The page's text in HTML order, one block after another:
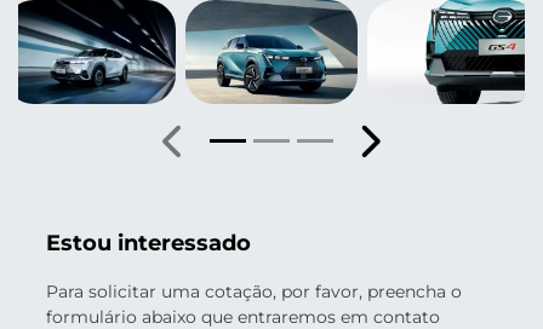
Estou interessado
Para solicitar uma cotação, por favor, preencha o
formulário abaixo que entraremos em contato
Anterior Próximo